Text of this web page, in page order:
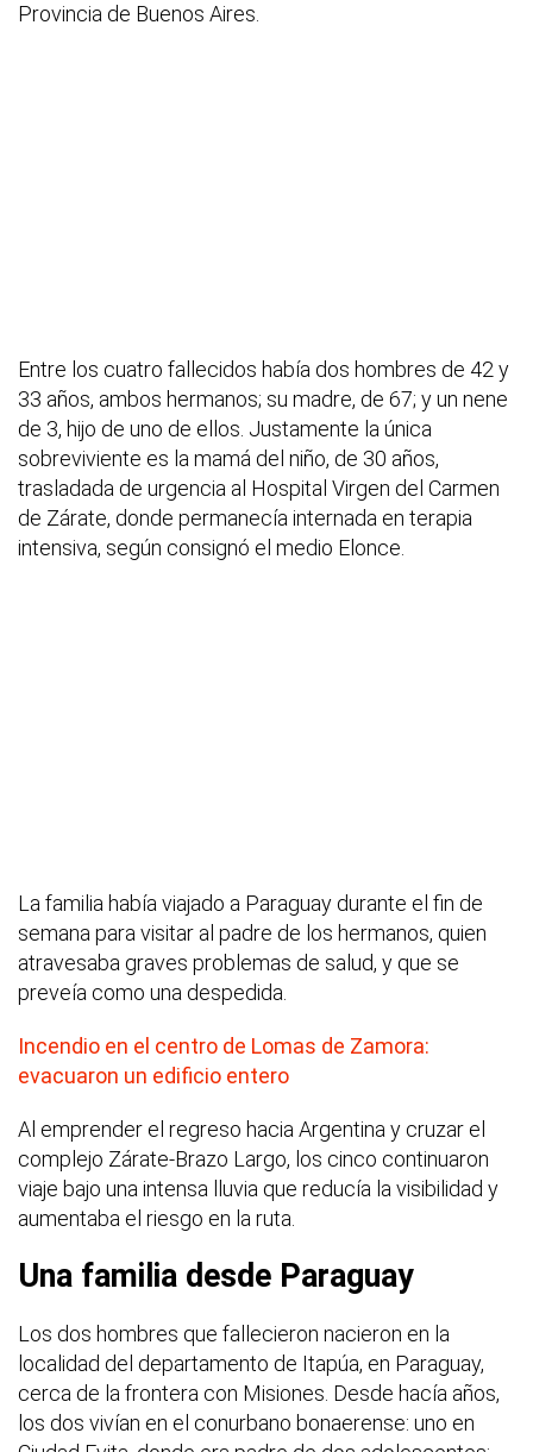
Provincia de Buenos Aires.
Entre los cuatro fallecidos había dos hombres de 42 y
33 años, ambos hermanos; su madre, de 67; y un nene
de 3, hijo de uno de ellos. Justamente la única
sobreviviente es la mamá del niño, de 30 años,
trasladada de urgencia al Hospital Virgen del Carmen
de Zárate, donde permanecía internada en terapia
intensiva, según consignó el medio Elonce.
La familia había viajado a Paraguay durante el fin de
semana para visitar al padre de los hermanos, quien
atravesaba graves problemas de salud, y que se
preveía como una despedida.
Incendio en el centro de Lomas de Zamora:
evacuaron un edificio entero
Al emprender el regreso hacia Argentina y cruzar el
complejo Zárate-Brazo Largo, los cinco continuaron
viaje bajo una intensa lluvia que reducía la visibilidad y
aumentaba el riesgo en la ruta.
Una familia desde Paraguay
Los dos hombres que fallecieron nacieron en la
localidad del departamento de Itapúa, en Paraguay,
cerca de la frontera con Misiones. Desde hacía años,
los dos vivían en el conurbano bonaerense: uno en